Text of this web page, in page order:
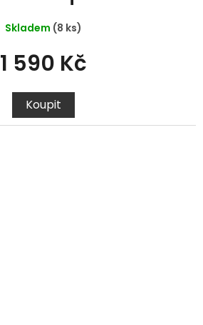
Skladem (8 ks)
1 590 Kč
Koupit